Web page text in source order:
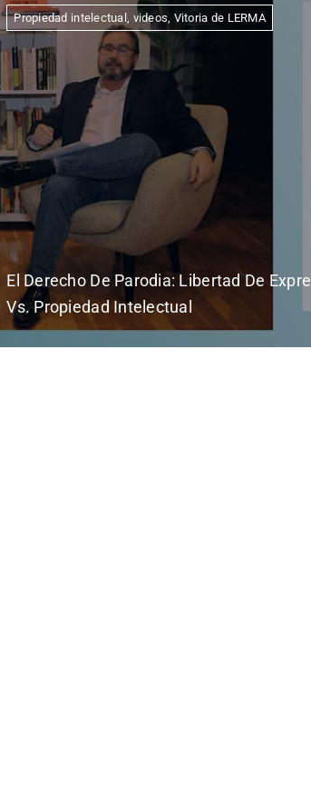
Propiedad intelectual , videos, Vitoria de LERMA
El Derecho De Parodia: Libertad De
Vs. Propiedad Intelectual